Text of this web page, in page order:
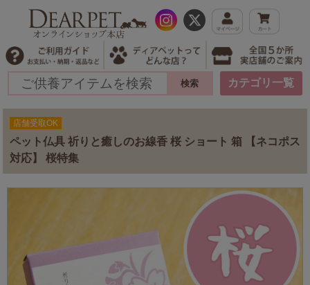
カテゴリ一覧
店舗受取OK
ペット仏具 祈りと癒しのお線香 桜 ショート 箱 【ネコポス
対応】 桜特集